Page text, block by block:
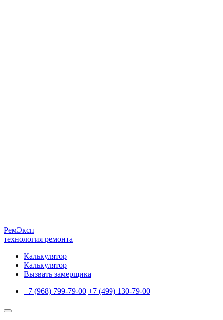
РемЭксп
технология ремонта
Калькулятор
Калькулятор
Вызвать замерщика
+7 (968) 799-79-00 +7 (499) 130-79-00